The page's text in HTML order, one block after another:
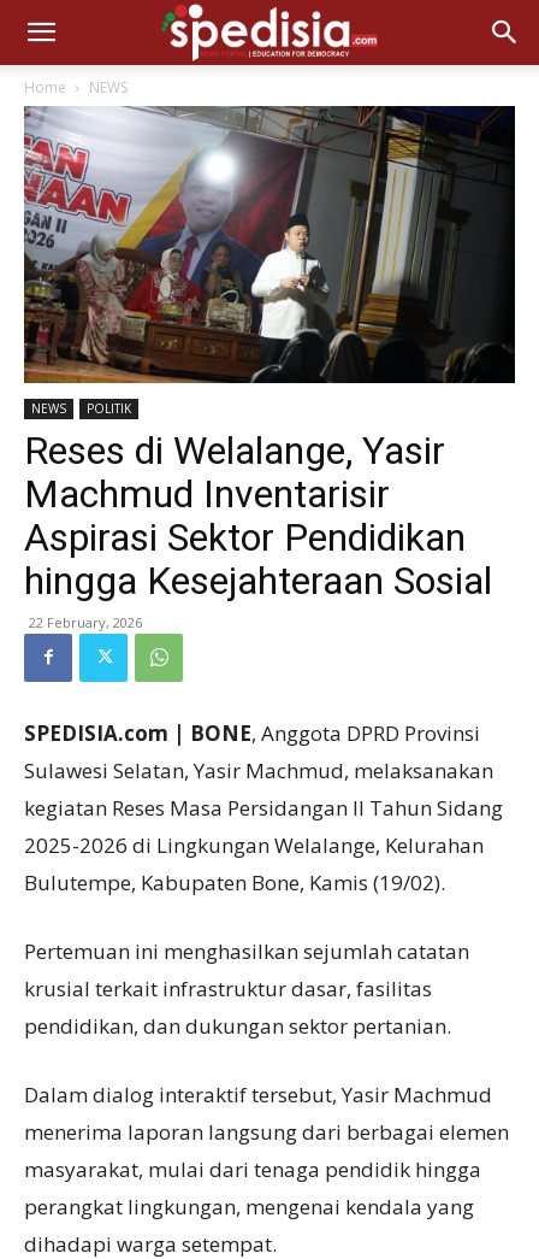
Home NEWS
NEWS POLITIK
Reses di Welalange, Yasir
Machmud Inventarisir
Aspirasi Sektor Pendidikan
hingga Kesejahteraan Sosial
22 February, 2026
SPEDISIA.com | BONE, Anggota DPRD Provinsi
Sulawesi Selatan, Yasir Machmud, melaksanakan
kegiatan Reses Masa Persidangan II Tahun Sidang
2025-2026 di Lingkungan Welalange, Kelurahan
Bulutempe, Kabupaten Bone, Kamis (19/02).
Pertemuan ini menghasilkan sejumlah catatan
krusial terkait infrastruktur dasar, fasilitas
pendidikan, dan dukungan sektor pertanian.
Dalam dialog interaktif tersebut, Yasir Machmud
menerima laporan langsung dari berbagai elemen
masyarakat, mulai dari tenaga pendidik hingga
perangkat lingkungan, mengenai kendala yang
dihadapi warga setempat.